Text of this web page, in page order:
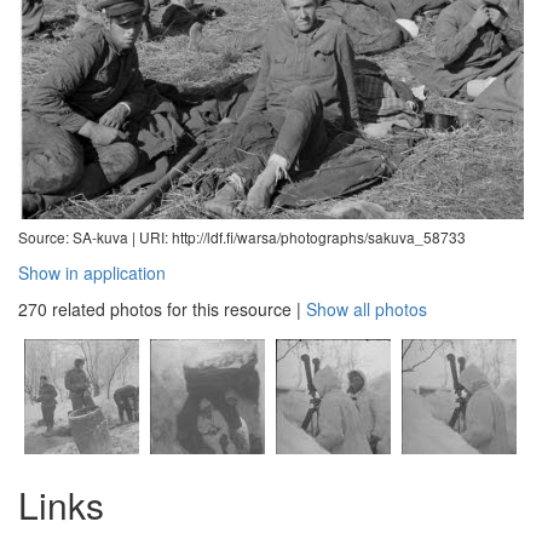
Source: SA-kuva | URI: http://ldf.fi/warsa/photographs/sakuva_58733
Show in application
270 related photos for this resource | Show all photos
Links